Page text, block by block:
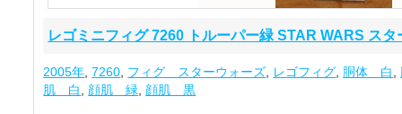
レゴミニフィグ 7260 トルーパー緑 STAR WARS スタ
2005年 ,7260 フィグ スターウォーズ レゴフィグ 胴体 白
肌 白
顔肌 緑 顔肌 黒